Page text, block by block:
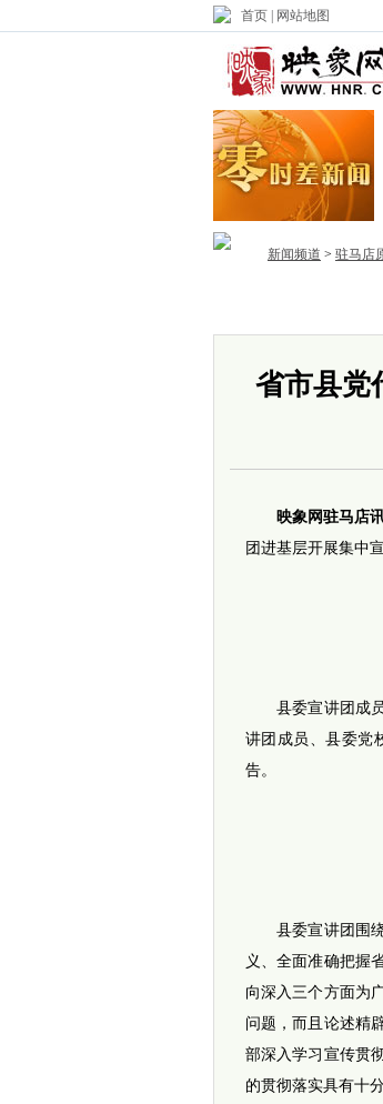
首页 网站地图
新闻频道 > 驻马店
省市县党
映象网驻马店
团进基层开展集中宣
县委宣讲团成员
讲团成员、县委党
告。
县委宣讲团围绕
义、全面准确把握
向深入三个方面为
问题，而且论述精
部深入学习宣传贯
的贯彻落实具有十